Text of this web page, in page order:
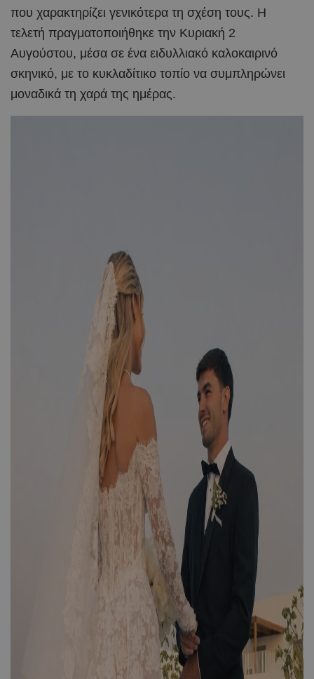
που χαρακτηρίζει γενικότερα τη σχέση τους. Η
τελετή πραγματοποιήθηκε την Κυριακή 2
Αυγούστου, μέσα σε ένα ειδυλλιακό καλοκαιρινό
σκηνικό, με το κυκλαδίτικο τοπίο να συμπληρώνει
μοναδικά τη χαρά της ημέρας.